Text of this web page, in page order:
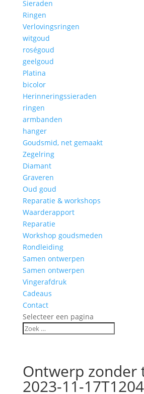
Sieraden
Ringen
Verlovingsringen
witgoud
roségoud
geelgoud
Platina
bicolor
Herinneringssieraden
ringen
armbanden
hanger
Goudsmid, net gemaakt
Zegelring
Diamant
Graveren
Oud goud
Reparatie & workshops
Waarderapport
Reparatie
Workshop goudsmeden
Rondleiding
Samen ontwerpen
Samen ontwerpen
Vingerafdruk
Cadeaus
Contact
Selecteer een pagina
Ontwerp zonder
2023-11-